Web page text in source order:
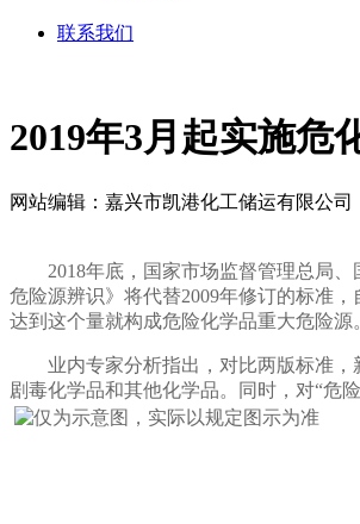
联系我们
2019年3月起实施危
网站编辑：嘉兴市凯港化工储运有限公
2018年底，国家市场监督管理总局、
危险源辨识》将代替2009年修订的标准
达到这个量就构成危险化学品重大危险源
业内专家分析指出，对比两版标准，新
剧毒化学品和其他化学品。同时，对“危